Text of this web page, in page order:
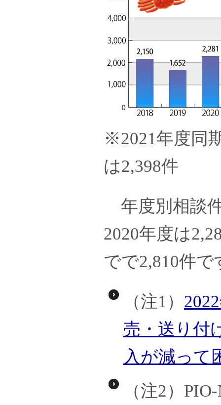
※2021年度同
は2,398件
年度別相談
2020年度は
でで2,810件で
（注1）
売・送り付
入が減って
（注2）